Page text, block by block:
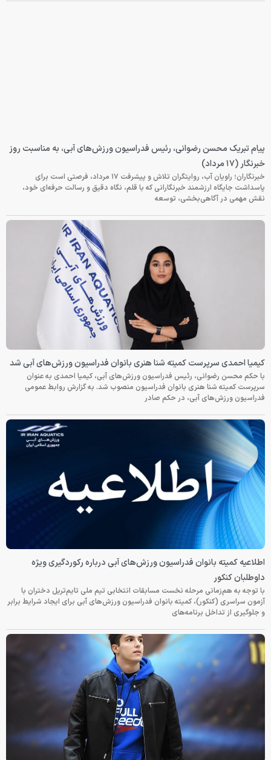
پیام تبریک محسن رضوانی، رئیس فدراسیون ورزش‌های آبی، به مناسبت روز
خبرنگار (۱۷ مرداد)
خبرنگاران؛ راویان آب، روایتگران تلاش و پیشرفت ۱۷ مرداد، فرصتی است برای
پاسداشت جایگاه ارزشمند خبرنگارانی که با قلم، نگاه دقیق و رسالت حرفه‌ای خود،
نقش مهمی در آگاهی‌بخشی، توسعه
کیمیا احمدی سرپرست کمیته شنا هنری بانوان فدراسیون ورزش‌های آبی شد
با حکم محسن رضوانی، رئیس فدراسیون ورزش‌های آبی، کیمیا احمدی به عنوان
سرپرست کمیته شنا هنری بانوان فدراسیون منصوب شد. به گزارش روابط عمومی
فدراسیون ورزش‌های آبی، در حکم صادر
اطلاعیه کمیته بانوان فدراسیون ورزش‌های آبی درباره رکوردگیری ویژه
داوطلبان کنکور
با توجه به هم‌زمانی مرحله نخست مسابقات انتخابی تیم ملی تایم‌تریل دختران با
آزمون سراسری (کنکور)، کمیته بانوان فدراسیون ورزش‌های آبی برای ایجاد شرایط برابر
و جلوگیری از تداخل برنامه‌های